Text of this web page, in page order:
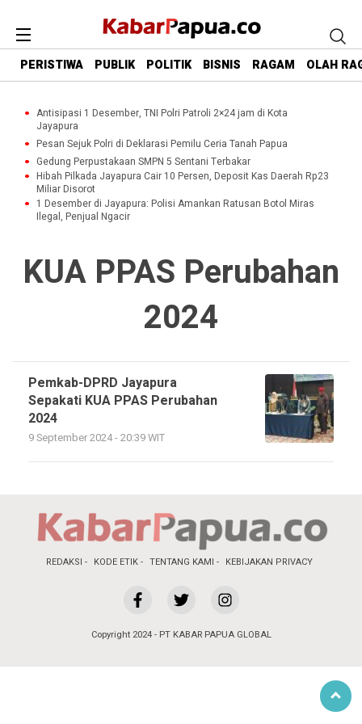
PERISTIWA PUBLIK POLITIK BISNIS RAGAM OLAH
Antisipasi 1 Desember, TNI Polri Patroli 2×24 jam di Kota
Jayapura
Pesan Sejuk Polri di Deklarasi Pemilu Ceria Tanah Papua
Gedung Perpustakaan SMPN 5 Sentani Terbakar
Hibah Pilkada Jayapura Cair 10 Persen, Deposit Kas Daerah Rp23
Miliar Disorot
1 Desember di Jayapura: Polisi Amankan Ratusan Botol Miras
Ilegal, Penjual Ngacir
KUA PPAS Perubahan
2024
Pemkab-DPRD Jayapura
Sepakati KUA PPAS Perubahan
2024
9 September 2024 - 20:39 WIT
REDAKSI KODE ETIK TENTANG KAMI KEBIJAKAN PRIVACY
Copyright 2024 - PT KABAR PAPUA GLOBAL